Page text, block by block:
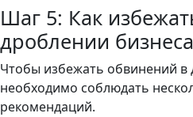
Шаг 5: Как
дроблении бизнеса
Чтобы избежать обвинений в
необходимо соблюдать
рекомендаций.